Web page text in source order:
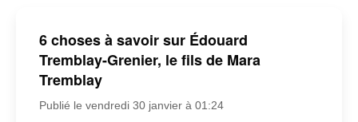
6 choses à savoir sur Édouard
Tremblay-Grenier, le fils de Mara
Tremblay
Publié le vendredi 30 janvier à 01:24